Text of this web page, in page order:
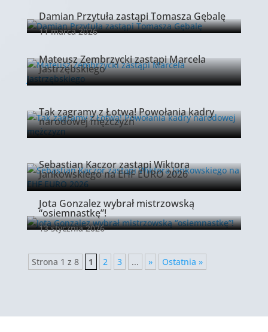
Damian Przytuła zastąpi Tomasza Gębalę
11 marca 2026
Mateusz Zembrzycki zastąpi Marcela
Jastrzębskiego
10 marca 2026
Tak zagramy z Łotwą! Powołania kadry
narodowej mężczyzn
2 marca 2026
Sebastian Kaczor zastąpi Wiktora
Jankowskiego na EHF EURO 2026
17 stycznia 2026
Jota Gonzalez wybrał mistrzowską
“osiemnastkę”!
13 stycznia 2026
Strona 1 z 8 1 2 3 ... » Ostatnia »